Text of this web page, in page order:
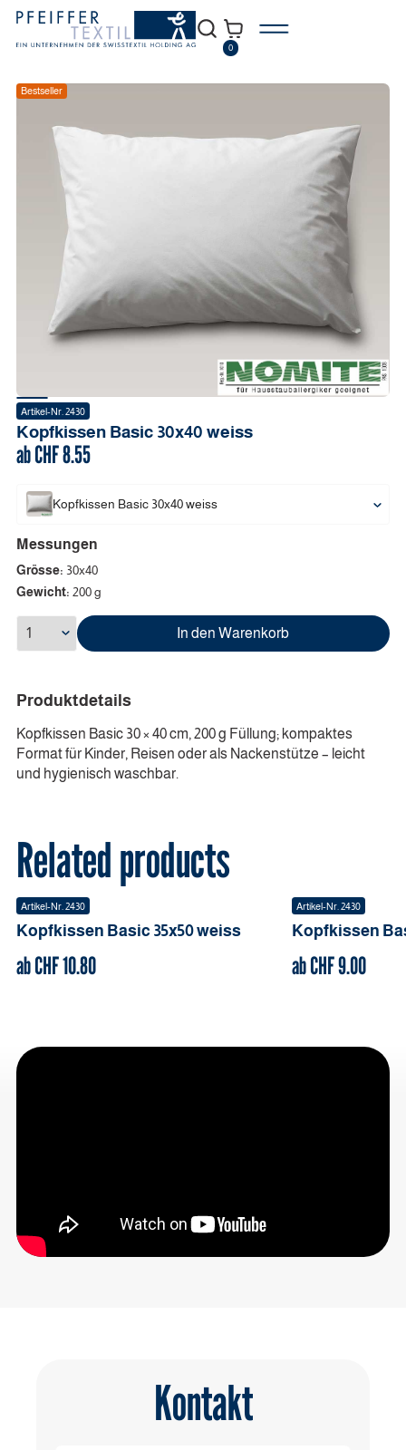
0
Bestseller
Artikel-Nr. 2430
Kopfkissen Basic 30x40 weiss
ab CHF8.55
Kopfkissen Basic 30x40 weiss
Messungen
Grösse: 30x40
Gewicht: 200 g
In den Warenkorb
Produktdetails
Kopfkissen Basic 30 × 40 cm, 200 g Füllung; kompaktes
Format für Kinder, Reisen oder als Nackenstütze – leicht
und hygienisch waschbar.
Related products
Artikel-Nr. 2430
Kopfkissen Basic 35x50weiss
ab CHF10.80
Artikel-Nr. 2430
Kopfkissen
ab CHF9.00
Kontakt